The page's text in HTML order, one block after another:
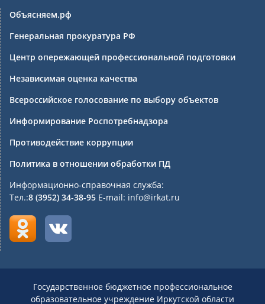
Объясняем.рф
Генеральная прокуратура РФ
Центр опережающей профессиональной подготовки
Независимая оценка качества
Всероссийское голосование по выбору объектов
Информирование Роспотребнадзора
Противодействие коррупции
Политика в отношении обработки ПД
Информационно-справочная служба:
Тел.:8 (3952) 34-38-95 E-mail: info@irkat.ru
Государственное бюджетное профессиональное
образовательное учреждение Иркутской области